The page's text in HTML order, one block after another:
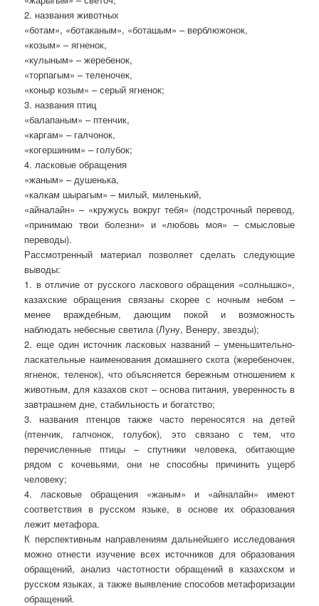
2. названия животных
«ботам», «ботаканым», «боташым» – верблюжонок,
«козым» – ягненок,
«кулыным» – жеребенок,
«торпагым» – теленочек,
«коныр козым» – серый ягненок;
3. названия птиц
«балапаным» – птенчик,
«каргам» – галчонок,
«когершиним» – голубок;
4. ласковые обращения
«жаным» – душенька,
«калкам шырагым» – милый, миленький,
«айналайн» – «кружусь вокруг тебя» (подстрочный перевод,
«принимаю твои болезни» и «любовь моя» – смысловые
переводы).
Рассмотренный материал позволяет сделать следующие
выводы:
1. в отличие от русского ласкового обращения «солнышко»,
казахские обращения связаны скорее с ночным небом –
менее враждебным, дающим покой и возможность
наблюдать небесные светила (Луну, Венеру, звезды);
2. еще один источник ласковых названий – уменьшительно-
ласкательные наименования домашнего скота (жеребеночек,
ягненок, теленок), что объясняется бережным отношением к
животным, для казахов скот – основа питания, уверенность в
завтрашнем дне, стабильность и богатство;
3. названия птенцов также часто переносятся на детей
(птенчик, галчонок, голубок), это связано с тем, что
перечисленные птицы – спутники человека, обитающие
рядом с кочевьями, они не способны причинить ущерб
человеку;
4. ласковые обращения «жаным» и «айналайн» имеют
соответствия в русском языке, в основе их образования
лежит метафора.
К перспективным направлениям дальнейшего исследования
можно отнести изучение всех источников для образования
обращений, анализ частотности обращений в казахском и
русском языках, а также выявление способов метафоризации
обращений.